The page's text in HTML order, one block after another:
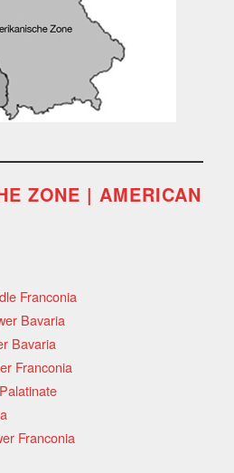
ZONE | AMERICAN
Franconia
Bavaria
Bavaria
Franconia
Franconia